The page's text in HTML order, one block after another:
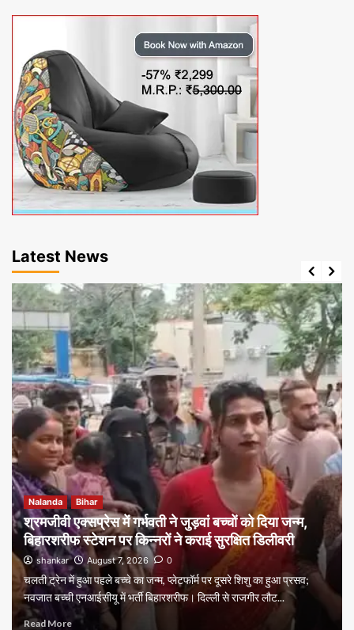
Latest News
Nalanda Bihar
श्रमजीवी एक्सप्रेस में गर्भवती ने जुड़वां बच्चों को दिया जन्म,
बिहारशरीफ स्टेशन पर किन्नरों ने कराई सुरक्षित डिलीवरी
shankar August 7, 2026 0
चलती ट्रेन में हुआ पहले बच्चे का जन्म, प्लेटफॉर्म पर दूसरे शिशु का हुआ प्रसव;
नवजात बच्ची एनआईसीयू में भर्ती बिहारशरीफ। दिल्ली से राजगीर लौट...
Read More